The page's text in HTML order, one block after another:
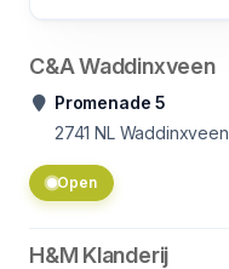
C&A Waddinxveen
Promenade 5
2741 NL Waddinxveen
Open
H&M Klanderij